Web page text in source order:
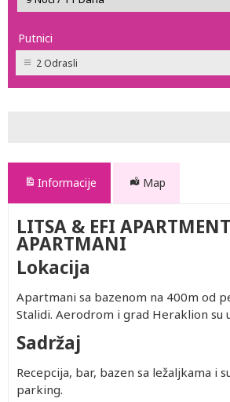
Putnici
2 Odrasli
Informacije Map
LITSA & EFI
APARTMANI
Lokacija
Apartmani sa bazenom na 400m od
Stalidi. Aerodrom i grad Heraklion su
Sadržaj
Recepcija, bar, bazen sa ležaljkama i
parking.